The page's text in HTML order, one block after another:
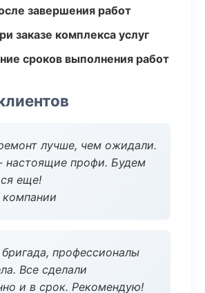
завершения работ
заказе комплекса услуг
сроков выполнения работ
лучше, чем ожидали.
настоящие профи. Будем
еще!
профессионалы
Все сделали
и в срок. Рекомендую!